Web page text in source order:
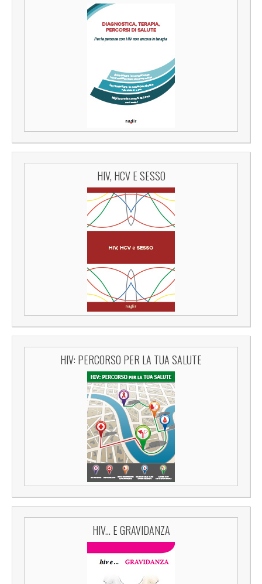
HIV, HCV E SESSO
HIV: PERCORSO PER LA TUA SALUTE
HIV... E GRAVIDANZA